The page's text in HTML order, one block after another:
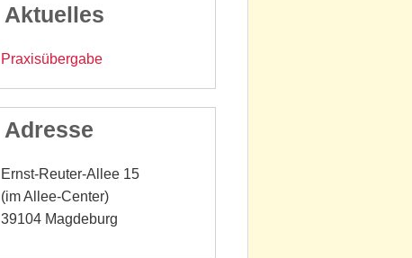
Aktuelles
Praxisübergabe
Adresse
Ernst-Reuter-Allee 15
(im Allee-Center)
39104 Magdeburg